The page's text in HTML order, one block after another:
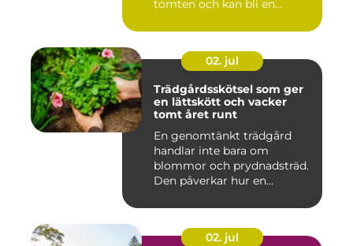
tomten och kan bli en
02. jul
Trädgårdsskötsel som ger
en lättskött och vacker
tomt året runt
En genomtänkt trädgård
handlar inte bara om
blommor och prydnadsträd.
Den påverkar hur en
02. jul